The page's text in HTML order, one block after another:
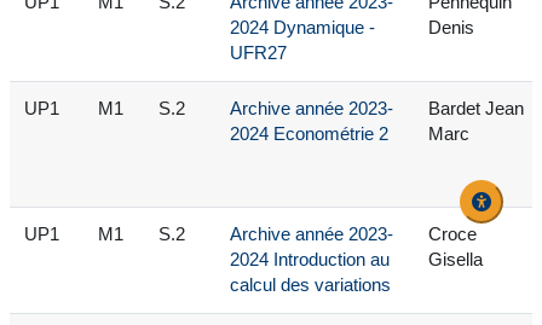
2024 Dynamique -
UFR27
Denis
UP1 M1 S.2
Archive année 2023-
2024 Econométrie 2
Bardet Jean
Marc
UP1 M1 S.2
Archive année 2023-
2024 Introduction au
calcul des variations
Croce
Gisella